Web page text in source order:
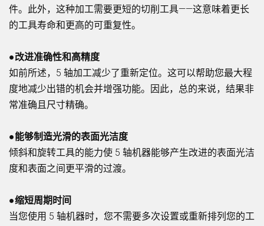
件。此外，这种加工需要更短的切削工具——这意味着更长
的工具寿命和更高的可重复性。
●改进准确性和高精度
如前所述，5 轴加工减少了重新定位。这可以帮助您最大程
度地减少出错的机会并增强功能。因此，总的来说，结果非
常准确且尺寸精确。
●能够制造光滑的表面光洁度
倾斜和旋转工具的能力使 5 轴机器能够产生改进的表面光洁
度和表面之间更平滑的过渡。
●缩短周期时间
当您使用 5 轴机器时，您不需要多次设置或重新排列您的工